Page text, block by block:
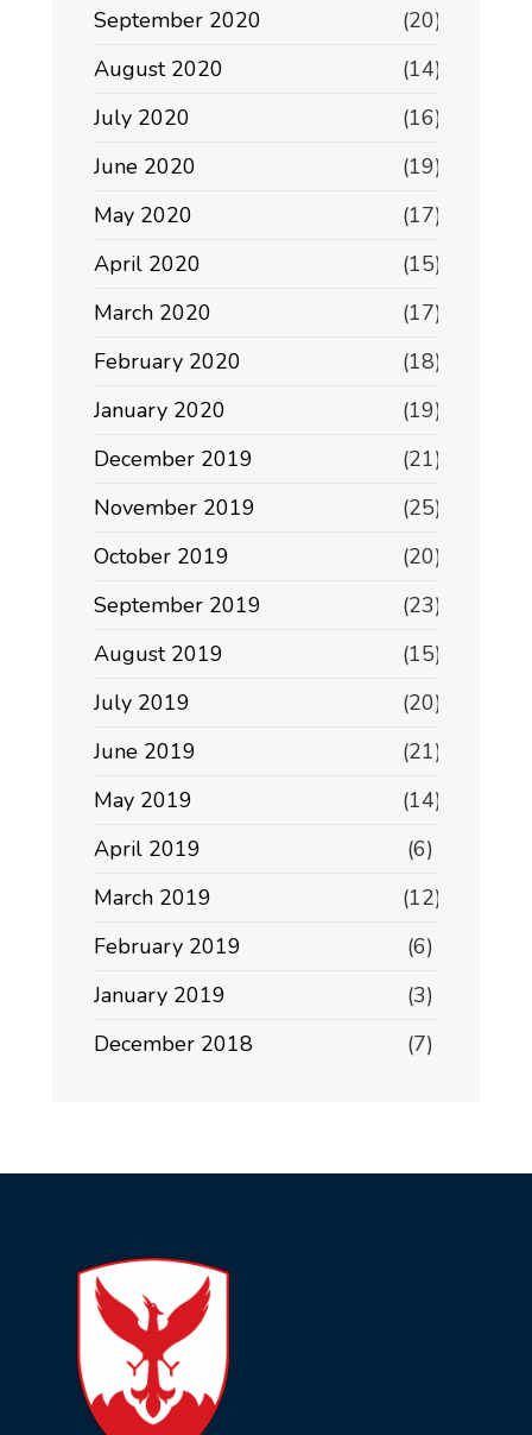
September 2020
(20)
August 2020
(14)
July 2020
(16)
June 2020
(19)
May 2020
(17)
April 2020
(15)
March 2020
(17)
February 2020
(18)
January 2020
(19)
December 2019
(21)
November 2019
(25)
October 2019
(20)
September 2019
(23)
August 2019
(15)
July 2019
(20)
June 2019
(21)
May 2019
(14)
April 2019
(6)
March 2019
(12)
February 2019
(6)
January 2019
(3)
December 2018
(7)